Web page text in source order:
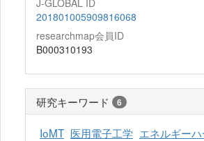
J-GLOBAL ID
201801005909816068
researchmap会員ID
B000310193
研究キーワード 6
IoMT 医用電子工学 エネルギー